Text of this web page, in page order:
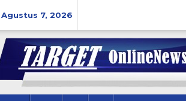
Agustus 7, 2026